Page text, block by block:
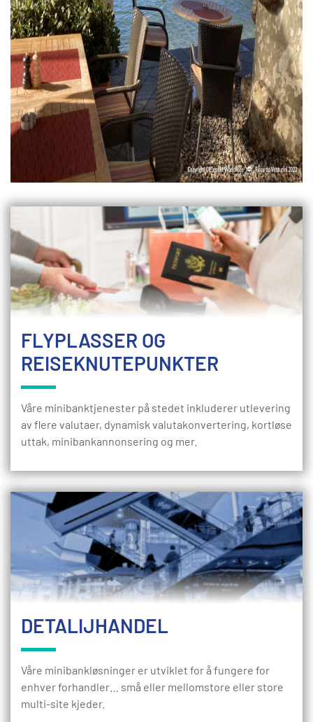
FLYPLASSER OG
REISEKNUTEPUNKTER
Våre minibanktjenester på stedet inkluderer utlevering
av flere valutaer, dynamisk valutakonvertering, kortløse
uttak, minibankannonsering og mer.
DETALIJHANDEL
Våre minibankløsninger er utviklet for å fungere for
enhver forhandler… små eller mellomstore eller store
multi-site kjeder.